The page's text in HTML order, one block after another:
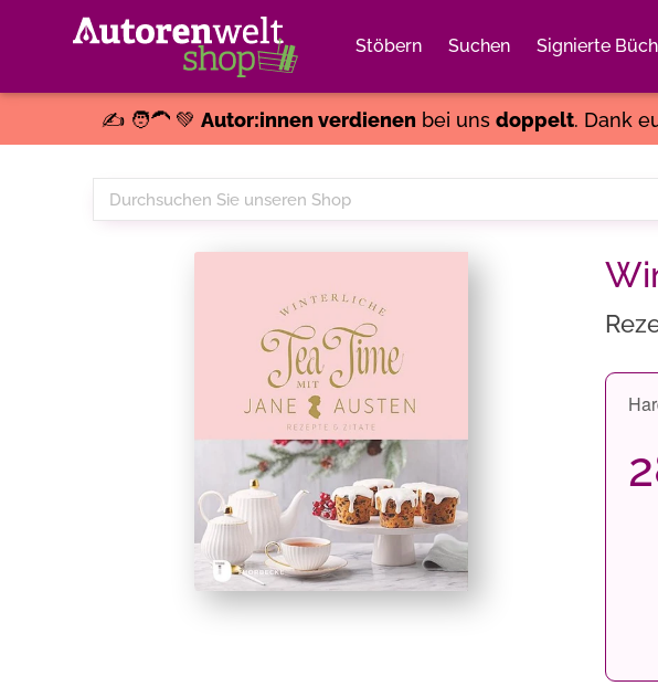
Stöbern Suchen Signierte
✍️ 🧑‍🦱 💚 Autor:innen verdienenbei uns doppelt. Dank
Durchsuchen
Sie